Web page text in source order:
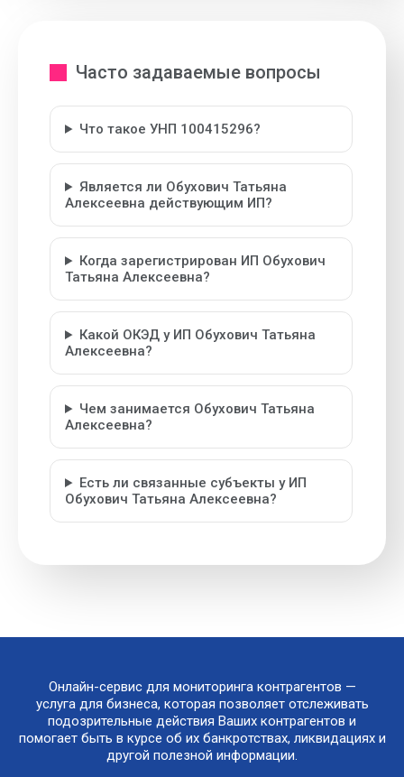
Часто задаваемые вопросы
Что такое УНП 100415296?
Является ли Обухович Татьяна
Алексеевна действующим ИП?
Когда зарегистрирован ИП Обухович
Татьяна Алексеевна?
Какой ОКЭД у ИП Обухович Татьяна
Алексеевна?
Чем занимается Обухович Татьяна
Алексеевна?
Есть ли связанные субъекты у ИП
Обухович Татьяна Алексеевна?
Онлайн-сервис для мониторинга контрагентов —
услуга для бизнеса, которая позволяет отслеживать
подозрительные действия Ваших контрагентов и
помогает быть в курсе об их банкротствах, ликвидациях и
другой полезной информации.